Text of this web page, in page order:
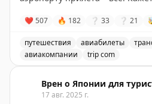
У Yesim регулярно бывают
новых пользователей есть
Airalo есть аналогичный
и действует только до конца
Ссылка на правильную
есть, не надо самому ничего
случае китайских
чекин закрылся слишком рано,
проверить, что билет
❤ 507 🔥 182 ❔ 33 ❔ 21
путешествия авиабилеты
авиакомпании
trip com
Врен о Японии для
17 авг. 2025 г.